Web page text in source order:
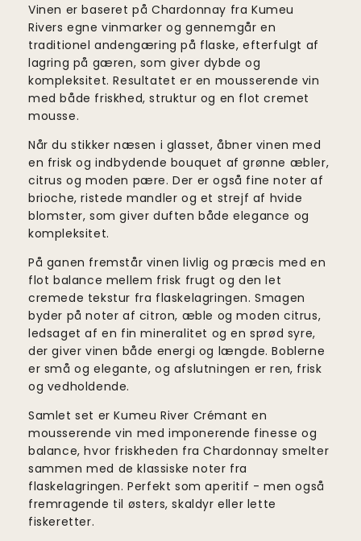
Vinen er baseret på Chardonnay fra Kumeu
Rivers egne vinmarker og gennemgår en
traditionel andengæring på flaske, efterfulgt af
lagring på gæren, som giver dybde og
kompleksitet. Resultatet er en mousserende vin
med både friskhed, struktur og en flot cremet
mousse.
Når du stikker næsen i glasset, åbner vinen med
en frisk og indbydende bouquet af grønne æbler,
citrus og moden pære. Der er også fine noter af
brioche, ristede mandler og et strejf af hvide
blomster, som giver duften både elegance og
kompleksitet.
På ganen fremstår vinen livlig og præcis med en
flot balance mellem frisk frugt og den let
cremede tekstur fra flaskelagringen. Smagen
byder på noter af citron, æble og moden citrus,
ledsaget af en fin mineralitet og en sprød syre,
der giver vinen både energi og længde. Boblerne
er små og elegante, og afslutningen er ren, frisk
og vedholdende.
Samlet set er Kumeu River Crémant en
mousserende vin med imponerende finesse og
balance, hvor friskheden fra Chardonnay smelter
sammen med de klassiske noter fra
flaskelagringen. Perfekt som aperitif - men også
fremragende til østers, skaldyr eller lette
fiskeretter.